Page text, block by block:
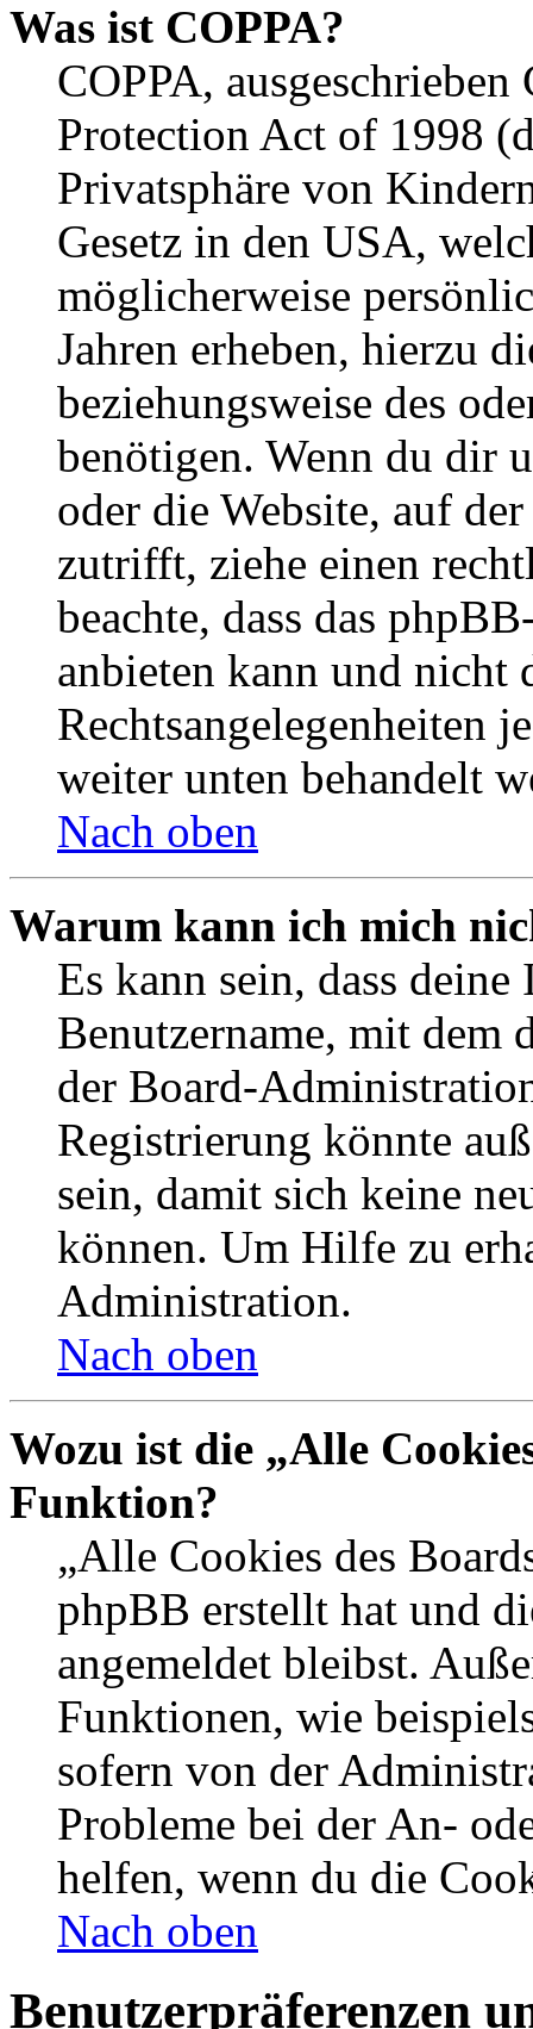
Was ist COPPA?
COPPA,
Protection Act of 1998
Privatsphäre von
Gesetz in den USA,
möglicherweise
Jahren erheben, hierzu
beziehungsweise des
benötigen. Wenn du dir
oder die Website, auf
zutrifft, ziehe einen
beachte, dass das
anbieten kann und nicht
Rechtsangelegenheiten
weiter unten behandelt
Nach oben
Warum kann ich mich
Es kann sein, dass
Benutzername, mit dem
der Board-
Registrierung könnte
sein, damit sich keine
können. Um Hilfe zu
Administration.
Nach oben
Wozu ist die „Alle
Funktion?
„Alle Cookies des
phpBB erstellt hat und
angemeldet bleibst.
Funktionen, wie
sofern von der
Probleme bei der An-
helfen, wenn du die
Nach oben
Benutzerpräferenzen